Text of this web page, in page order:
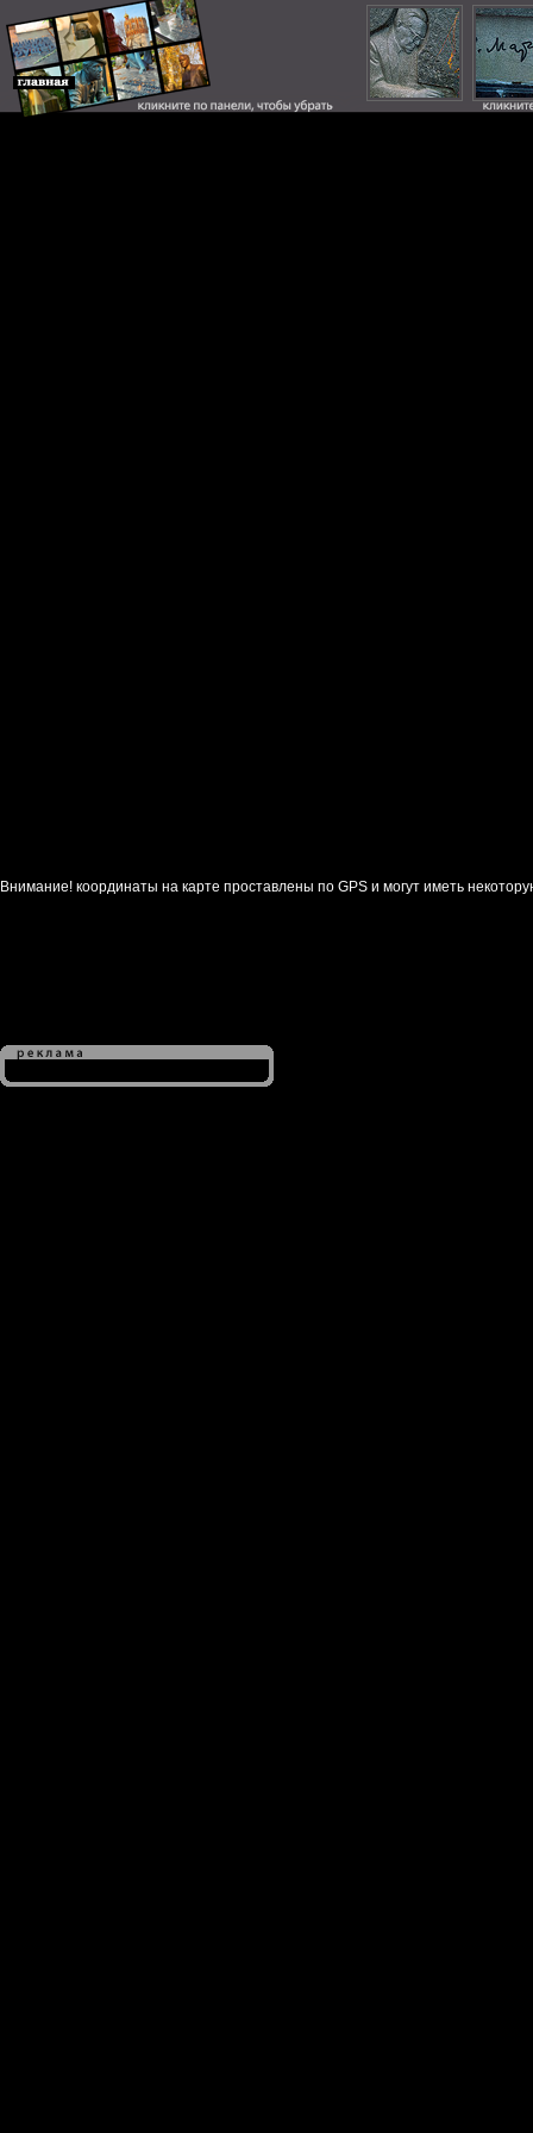
Внимание! координаты на карте проставлены по GPS и могут иметь